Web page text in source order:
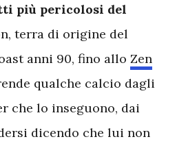
più pericolosi del
terra di origine del
anni 90, fino allo Zen
qualche calcio dagli
che lo inseguono, dai
dicendo che lui non